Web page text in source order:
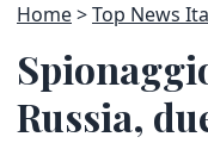
Home Top News
Russia,